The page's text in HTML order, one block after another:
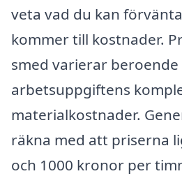
veta vad du kan
kommer till kostnader.
smed varierar beroende
arbetsuppgiftens
materialkostnader.
räkna med att priserna
och 1000 kronor per